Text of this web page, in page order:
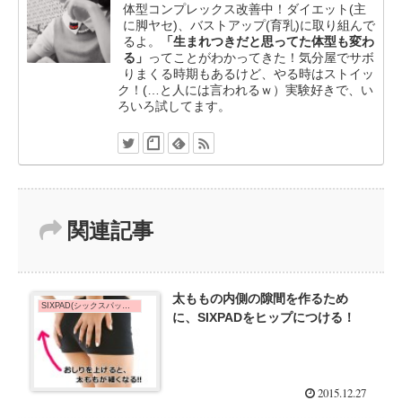
体型コンプレックス改善中！ダイエット(主
に脚ヤセ)、バストアップ(育乳)に取り組んで
るよ。
「生まれつきだと思ってた体型も変わ
る」 ってことがわかってきた！気分屋でサボ
りまくる時期もあるけど、やる時はストイッ
ク！(…と人には言われるｗ）実験好きで、い
ろいろ試してます。
関連記事
SIXPAD(シックスパッド)de脚やせ
太ももの内側の隙間を作るため
に、SIXPADをヒップにつける！
2015.12.27